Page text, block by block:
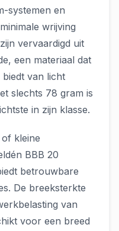
systemen en
wrijving
vervaardigd uit
een materiaal dat
biedt van licht
slechts 78 gram is
in zijn klasse.
kleine
BBB 20
betrouwbare
De breeksterkte
van
voor een breed